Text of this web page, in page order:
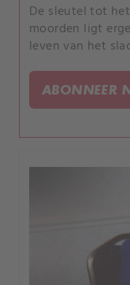
De sleutel tot
moorden ligt
leven van het
deABONNEER